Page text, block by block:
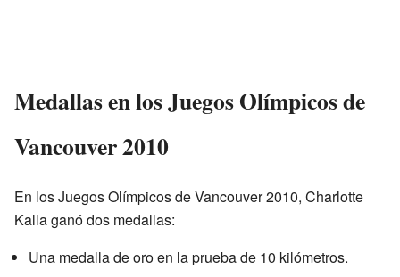
Medallas en los Juegos Olímpicos de
Vancouver 2010
En los Juegos Olímpicos de Vancouver 2010, Charlotte
Kalla ganó dos medallas:
Una medalla de oro en la prueba de 10 kilómetros.